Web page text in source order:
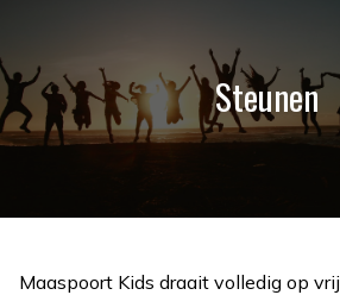
Steunen
Maaspoort Kids draait volledig op